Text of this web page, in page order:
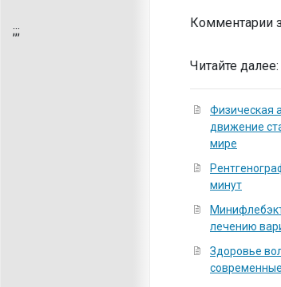
;;;
Комментарии
Читайте далее:
Физическая
движение
мире
минут
лечению
Здоровье